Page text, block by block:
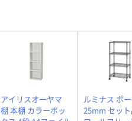
アイリスオーヤマ
棚 本棚 カラーボッ
ルミナス ポ
25mm セッ